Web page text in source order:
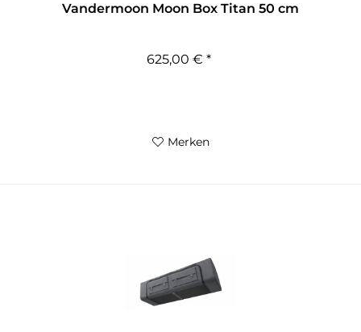
Vandermoon Moon Box Titan 50 cm
625,00 € *
Merken